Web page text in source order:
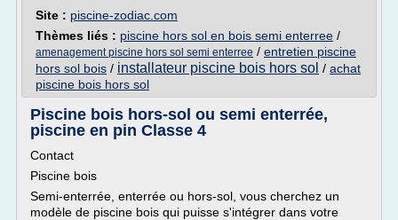
Site : piscine-zodiac.com
Thèmes liés : piscine hors sol en bois semi enterree /
amenagement piscine hors sol semi enterree / entretien piscine
hors sol bois / installateur piscine bois hors sol / achat
piscine bois hors sol
Piscine bois hors-sol ou semi enterrée,
piscine en pin Classe 4
Contact
Piscine bois
Semi-enterrée, enterrée ou hors-sol, vous cherchez un
modèle de piscine bois qui puisse s'intégrer dans votre